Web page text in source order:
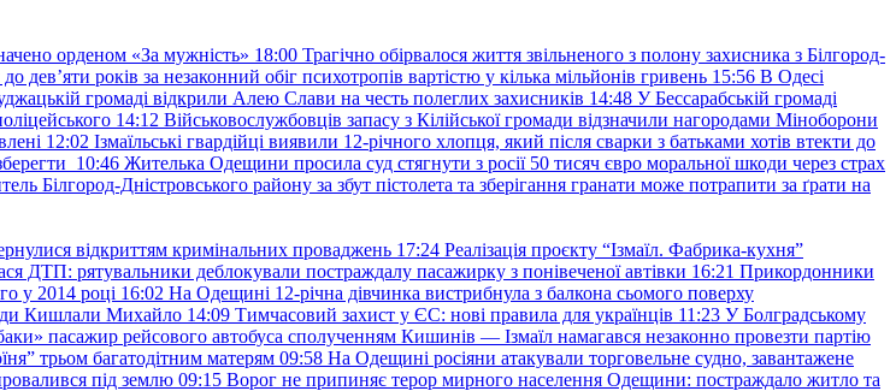
орденом «За мужність» 18:00 Трагічно обірвалося життя звільненого з полону захисника з Білгород-
років за незаконний обіг психотропів вартістю у кілька мільйонів гривень 15:56 В Одесі
громаді відкрили Алею Слави на честь полеглих захисників 14:48 У Бессарабській громаді
14:12 Військовослужбовців запасу з Кілійської громади відзначили нагородами Міноборони
12:02 Ізмаїльські гвардійці виявили 12-річного хлопця, який після сварки з батьками хотів втекти до
10:46 Жителька Одещини просила суд стягнути з росії 50 тисяч євро моральної шкоди через страх
Білгород-Дністровського району за збут пістолета та зберігання гранати може потрапити за ґрати на
відкриттям кримінальних проваджень 17:24 Реалізація проєкту “Ізмаїл. Фабрика-кухня”
ДТП: рятувальники деблокували постраждалу пасажирку з понівеченої автівки 16:21 Прикордонники
у 2014 році 16:02 На Одещині 12-річна дівчинка вистрибнула з балкона сьомого поверху
Кишлали Михайло 14:09 Тимчасовий захист у ЄС: нові правила для українців 11:23 У Болградському
пасажир рейсового автобуса сполученням Кишинів — Ізмаїл намагався незаконно провезти партію
трьом багатодітним матерям 09:58 На Одещині росіяни атакували торговельне судно, завантажене
під землю 09:15 Ворог не припиняє терор мирного населення Одещини: постраждало житло та